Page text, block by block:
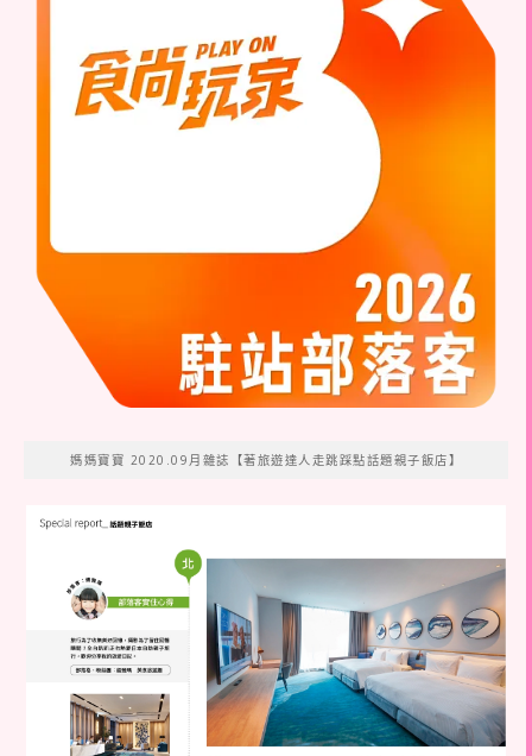
媽媽寶寶 2020.09月雜誌【著旅遊達人走跳踩點話題親子飯店】